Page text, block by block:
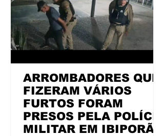
ARROMBADORES QUE
FIZERAM VÁRIOS
FURTOS FORAM
PRESOS PELA POLÍCIA
MILITAR EM IBIPORÃ